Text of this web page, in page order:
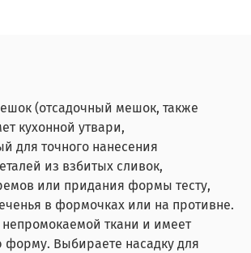
(отсадочный мешок, также
кухонной утвари,
для точного нанесения
из взбитых сливок,
или придания формы тесту,
в формочках или на противне.
ткани и имеет
форму. Выбираете насадку для